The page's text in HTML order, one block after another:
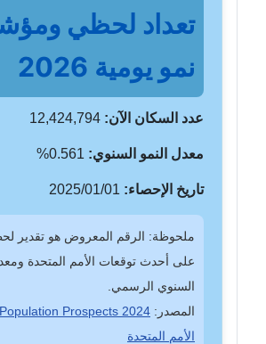
تعداد لحظي
نمو يومية 2026
عدد السكان الآن: 12,424,794
معدل النمو السنوي:
تاريخ الإحصاء:
ملحوظة: الرقم المعروض هو تقدير
على أحدث توقعات الأمم المتحدة
السنوي الرسمي.
المصدر:
الأمم المتحدة